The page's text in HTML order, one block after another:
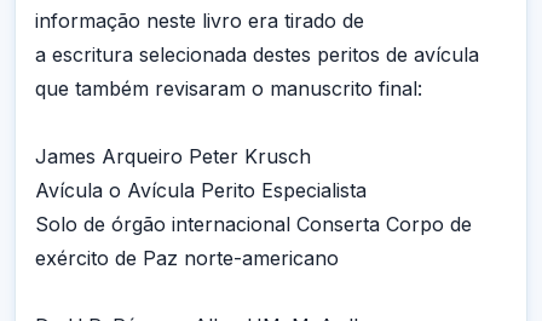
informação neste livro era tirado de
a escritura selecionada destes peritos de avícula
que também revisaram o manuscrito final:
James Arqueiro Peter Krusch
Avícula o Avícula Perito Especialista
Solo de órgão internacional Conserta Corpo de
exército de Paz norte-americano